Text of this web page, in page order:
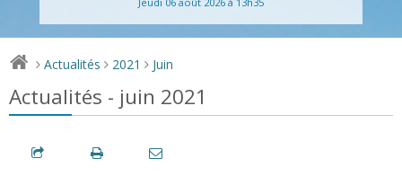
> Actualités > 2021 > Juin
Actualités - juin 2021